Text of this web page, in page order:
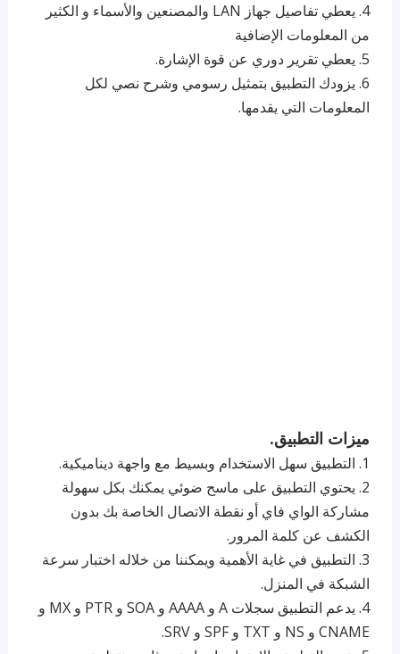
4. ‏يعطي تفاصيل جهاز LAN والمصنعين والأسماء و الكثير
من المعلومات الإضافية
5. ‏يعطي تقرير دوري عن قوة الإشارة.
6. ‏يزودك التطبيق بتمثيل رسومي وشرح نصي لكل
المعلومات التي يقدمها.
ميزات التطبيق.
1. التطبيق سهل الاستخدام وبسيط مع واجهة ديناميكية.
2. ‏يحتوي التطبيق على ماسح ضوئي يمكنك بكل سهولة
مشاركة الواي فاي أو نقطة الاتصال الخاصة بك بدون
الكشف عن كلمة المرور.
3. ‏التطبيق في غاية الأهمية ويمكننا من خلاله اختبار سرعة
الشبكة في المنزل.
4. ‏يدعم التطبيق سجلات A و AAAA و SOA و PTR و MX و
CNAME و NS و TXT و SPF و SRV.